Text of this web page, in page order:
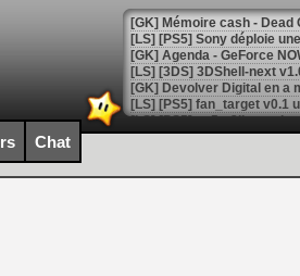
[GK] Agenda - GeForce
[GK] Devolver Digital en a
[LS] [PS5] ps5-y2jb-
[GK] Pourquoi Marvel
[GK] Test : Restory : Chill
[GK] GTA 6 : Rockstar
[GK] Hot Wheels Infinite
[GK] Mémoire cash -
[GK] Résultats Nintendo :
[GK] Déjà des
Chat